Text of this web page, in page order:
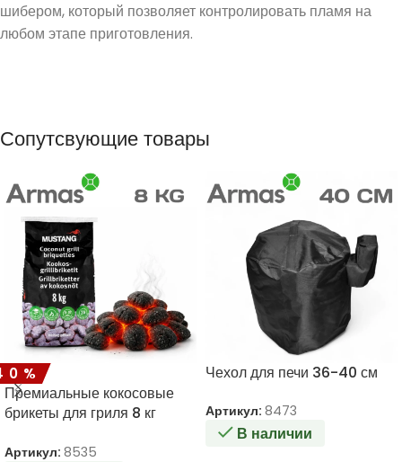
шибером, который позволяет контролировать пламя на
любом этапе приготовления.
Сопутсвующие товары
Премиальные кокосовые
брикеты для гриля 8 кг
Артикул: 8535
Чехол для печи 36-40 см
Артикул: 8473
В наличии